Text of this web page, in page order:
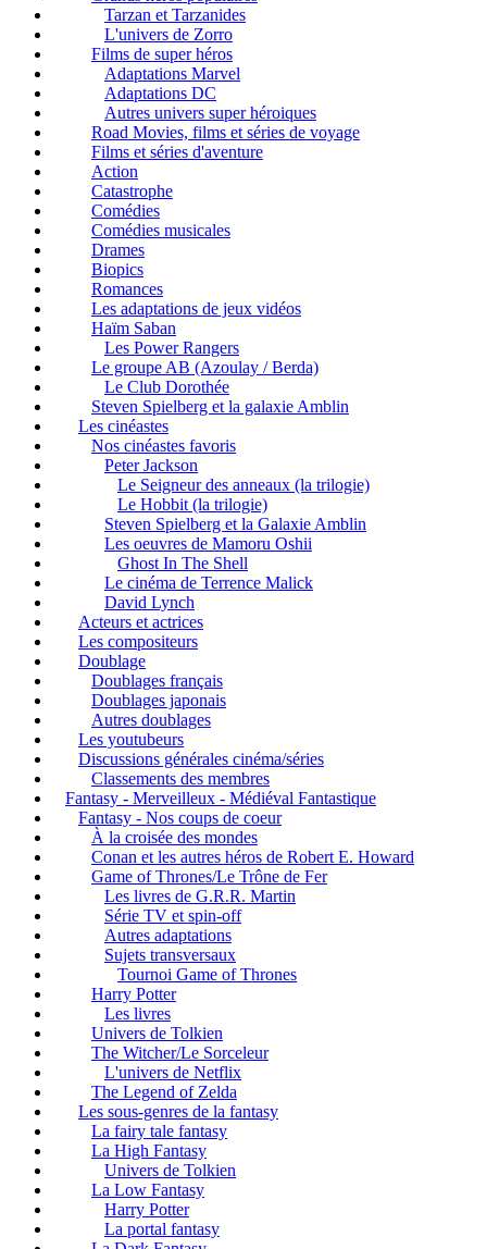
Tarzan et Tarzanides
L'univers de Zorro
Films de super héros
Adaptations Marvel
Adaptations DC
Autres univers super héroiques
Road Movies, films et séries de voyage
Films et séries d'aventure
Action
Catastrophe
Comédies
Comédies musicales
Drames
Biopics
Romances
Les adaptations de jeux vidéos
Haïm Saban
Les Power Rangers
Le groupe AB (Azoulay / Berda)
Le Club Dorothée
Steven Spielberg et la galaxie Amblin
Les cinéastes
Nos cinéastes favoris
Peter Jackson
Le Seigneur des anneaux (la trilogie)
Le Hobbit (la trilogie)
Steven Spielberg et la Galaxie Amblin
Les oeuvres de Mamoru Oshii
Ghost In The Shell
Le cinéma de Terrence Malick
David Lynch
Acteurs et actrices
Les compositeurs
Doublage
Doublages français
Doublages japonais
Autres doublages
Les youtubeurs
Discussions générales cinéma/séries
Classements des membres
Fantasy - Merveilleux - Médiéval Fantastique
Fantasy - Nos coups de coeur
À la croisée des mondes
Conan et les autres héros de Robert E. Howard
Game of Thrones/Le Trône de Fer
Les livres de G.R.R. Martin
Série TV et spin-off
Autres adaptations
Sujets transversaux
Tournoi Game of Thrones
Harry Potter
Les livres
Univers de Tolkien
The Witcher/Le Sorceleur
L'univers de Netflix
The Legend of Zelda
Les sous-genres de la fantasy
La fairy tale fantasy
La High Fantasy
Univers de Tolkien
La Low Fantasy
Harry Potter
La portal fantasy